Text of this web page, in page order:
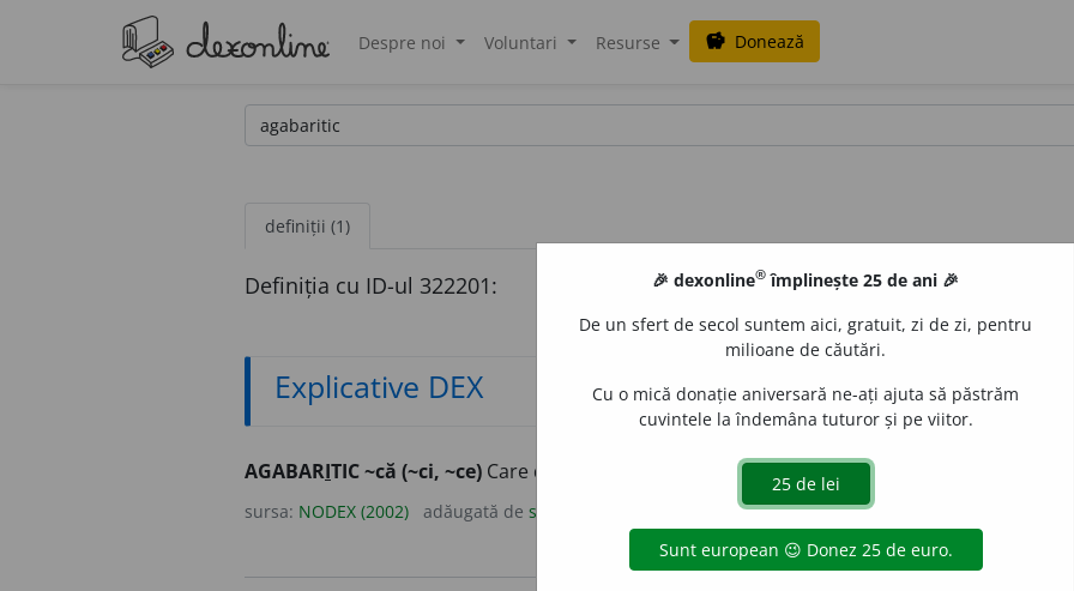
Despre noi Voluntari Resurse savings Donează
definiții (1)
Definiția cu ID-ul 322201:
Explicative DEX
AGABARITIC ~că (~ci, ~ce) Care depășește gabaritul standard. /a+gabaritic
sursa: NODEX (2002) adăugată de siveco
🎉 dexonline® împlinește 25 de ani 🎉
De un sfert de secol suntem aici, gratuit, zi de zi, pentru
milioane de căutări.
Cu o mică donație aniversară ne-ați ajuta să păstrăm
cuvintele la îndemâna tuturor și pe viitor.